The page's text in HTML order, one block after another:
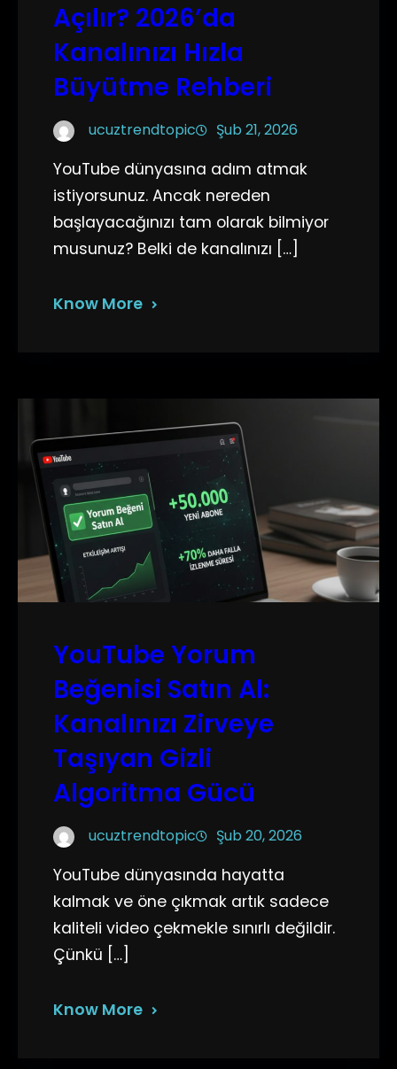
Açılır? 2026’da
Kanalınızı Hızla
Büyütme Rehberi
ucuztrendtopic Şub 21, 2026
YouTube dünyasına adım atmak
istiyorsunuz. Ancak nereden
başlayacağınızı tam olarak bilmiyor
musunuz? Belki de kanalınızı […]
Know More
YouTube Yorum
Beğenisi Satın Al:
Kanalınızı Zirveye
Taşıyan Gizli
Algoritma Gücü
ucuztrendtopic Şub 20, 2026
YouTube dünyasında hayatta
kalmak ve öne çıkmak artık sadece
kaliteli video çekmekle sınırlı değildir.
Çünkü […]
Know More